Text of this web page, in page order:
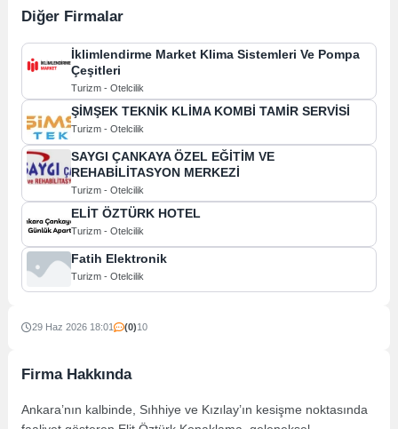
Diğer Firmalar
İklimlendirme Market Klima Sistemleri Ve Pompa
Çeşitleri
Turizm - Otelcilik
ŞİMŞEK TEKNİK KLİMA KOMBİ TAMİR SERVİSİ
Turizm - Otelcilik
SAYGI ÇANKAYA ÖZEL EĞİTİM VE
REHABİLİTASYON MERKEZİ
Turizm - Otelcilik
ELİT ÖZTÜRK HOTEL
Turizm - Otelcilik
Fatih Elektronik
Turizm - Otelcilik
29 Haz 2026 18:01 (0)10
Firma Hakkında
Ankara’nın kalbinde, Sıhhiye ve Kızılay’ın kesişme noktasında